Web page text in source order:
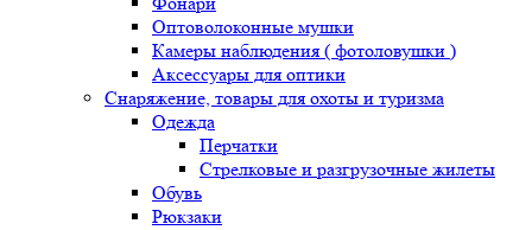
Оптоволоконные мушки
Камеры наблюдения ( фотоловушки )
Аксессуары для оптики
Снаряжение, товары для охоты и туризма
Одежда
Перчатки
Стрелковые и разгрузочные жилеты
Обувь
Рюкзаки